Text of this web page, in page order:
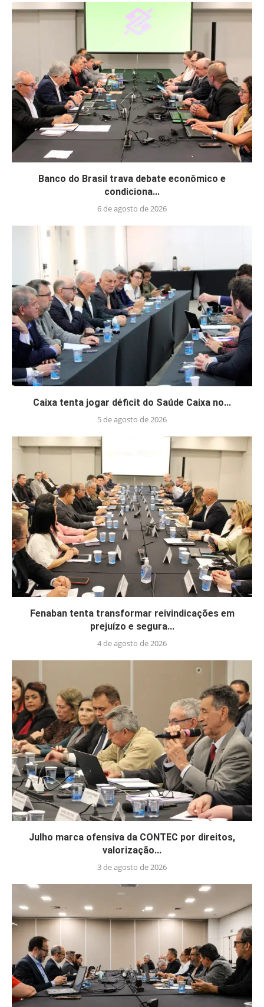
Banco do Brasil trava debate econômico e
condiciona...
6 de agosto de 2026
Caixa tenta jogar déficit do Saúde Caixa no...
5 de agosto de 2026
Fenaban tenta transformar reivindicações em
prejuízo e segura...
4 de agosto de 2026
Julho marca ofensiva da CONTEC por direitos,
valorização...
3 de agosto de 2026